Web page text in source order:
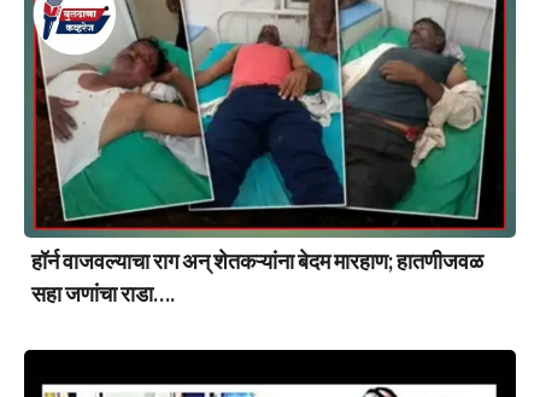
हॉर्न वाजवल्याचा राग अन् शेतकऱ्यांना बेदम मारहाण; हातणीजवळ
सहा जणांचा राडा….